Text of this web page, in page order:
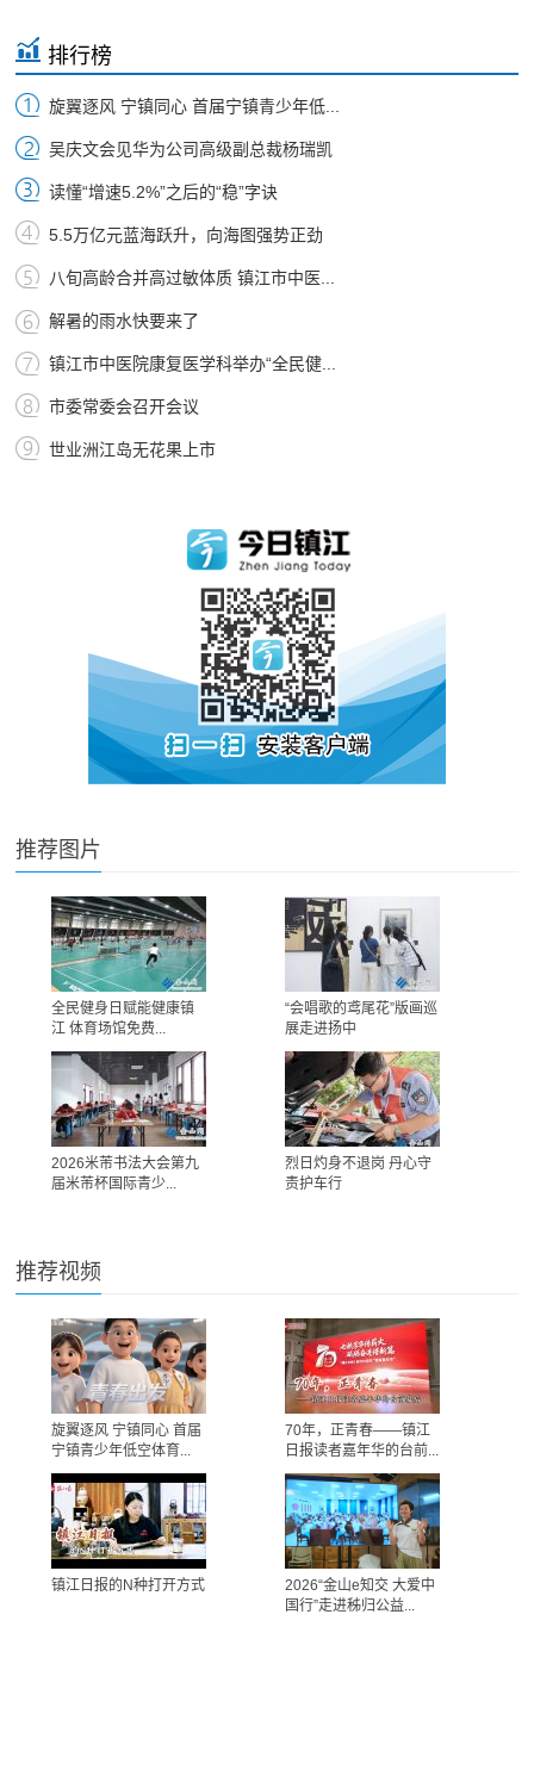
排行榜
旋翼逐风 宁镇同心 首届宁镇青少年低...
吴庆文会见华为公司高级副总裁杨瑞凯
读懂“增速5.2%”之后的“稳”字诀
5.5万亿元蓝海跃升，向海图强势正劲
八旬高龄合并高过敏体质 镇江市中医...
解暑的雨水快要来了
镇江市中医院康复医学科举办“全民健...
市委常委会召开会议
世业洲江岛无花果上市
推荐图片
全民健身日赋能健康镇
江 体育场馆免费...
“会唱歌的鸢尾花”版画巡
展走进扬中
2026米芾书法大会第九
届米芾杯国际青少...
烈日灼身不退岗 丹心守
责护车行
推荐视频
旋翼逐风 宁镇同心 首届
宁镇青少年低空体育...
70年，正青春——镇江
日报读者嘉年华的台前...
镇江日报的N种打开方式
2026“金山e知交 大爱中
国行”走进秭归公益...